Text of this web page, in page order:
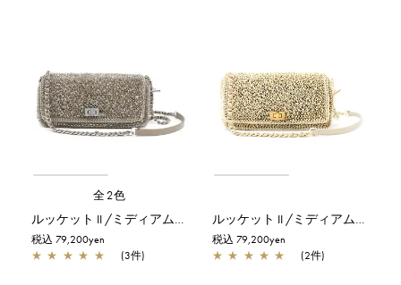
全2色
ルッケット II /ミディアム/カーキシルバー
税込 79,200yen
★ ★ ★ ★ ★ (3件)
ルッケット II /ミディアム/マットホワイト
税込 79,200yen
★ ★ ★ ★ ★ (2件)